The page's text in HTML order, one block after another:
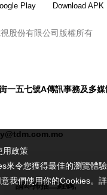
Play Download APK
股份有限公司版權所有
一五七號A傳訊事務及多媒
請即掃描二維碼,
用政策
來令您獲得最佳的瀏覽體
我們使用你的Cookies。